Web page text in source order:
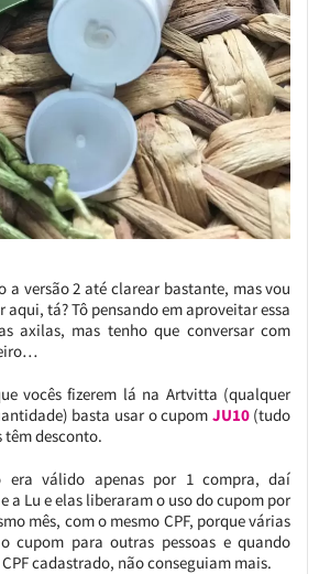
a versão 2 até clarear bastante, mas vou
tá? Tô pensando em aproveitar essa
axilas, mas tenho que conversar com
vocês fizerem lá na Artvitta (qualquer
basta usar o cupom JU10(tudo
têm desconto.
era válido apenas por 1 compra, daí
a Lu e elas liberaram o uso do cupom por
mês, com o mesmo CPF, porque várias
cupom para outras pessoas e quando
cadastrado, não conseguiam mais.